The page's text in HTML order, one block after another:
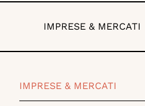
IMPRESE & MERCATI
IMPRESE & MERCATI